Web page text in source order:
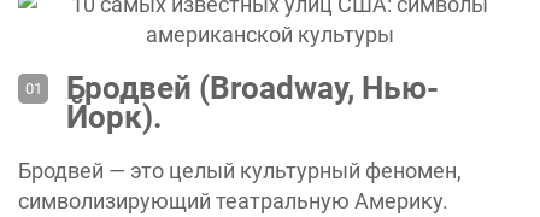
Бродвей (Broadway, Нью-
Йорк).
Бродвей — это целый культурный феномен,
символизирующий театральную Америку.